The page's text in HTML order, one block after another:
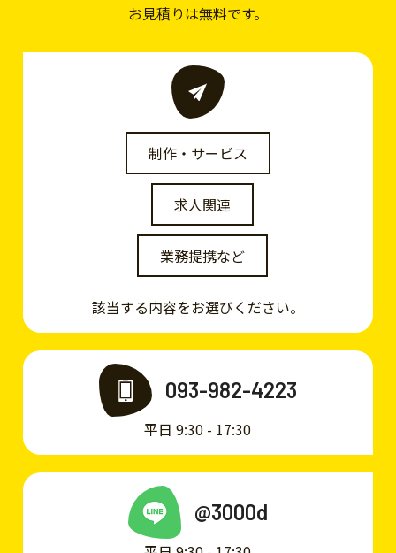
お見積りは無料です。
制作・サービス
求人関連
業務提携など
該当する内容をお選びください。
093-982-4223
平日 9:30 - 17:30
@3000d